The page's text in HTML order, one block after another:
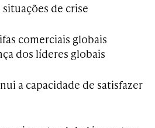
de crise
comerciais globais
dos líderes globais
a capacidade de satisfazer